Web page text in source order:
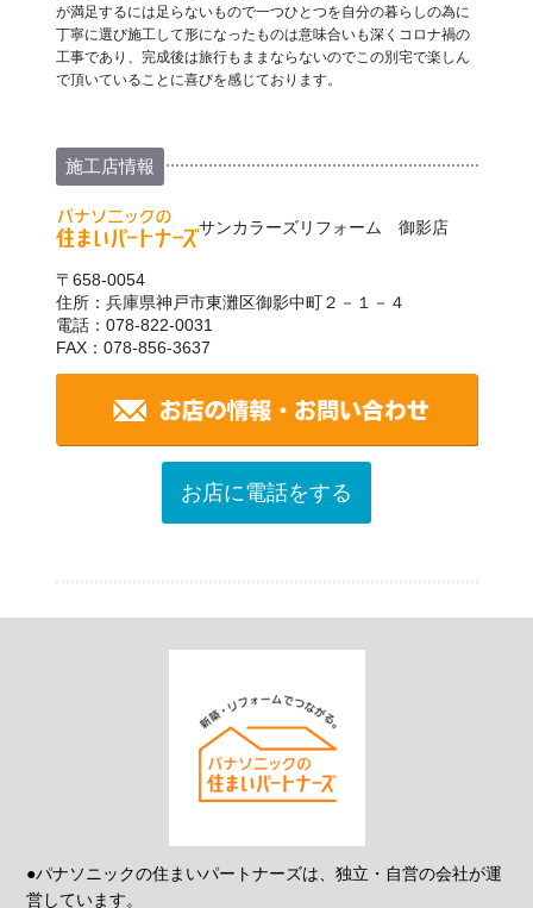
が満足するには足らないもので一つひとつを自分の暮らしの為に
丁寧に選び施工して形になったものは意味合いも深くコロナ禍の
工事であり、完成後は旅行もままならないのでこの別宅で楽しん
で頂いていることに喜びを感じております。
施工店情報
サンカラーズリフォーム 御影店
〒658-0054
住所：兵庫県神戸市東灘区御影中町２－１－４
電話：078-822-0031
FAX：078-856-3637
お店に電話をする
●パナソニックの住まいパートナーズは、独立・自営の会社が運
営しています。